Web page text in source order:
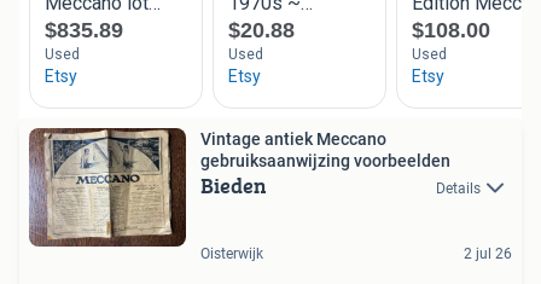
Vintage antiek Meccano
gebruiksaanwijzing voorbeelden
Bieden Details
Oisterwijk 2 jul 26